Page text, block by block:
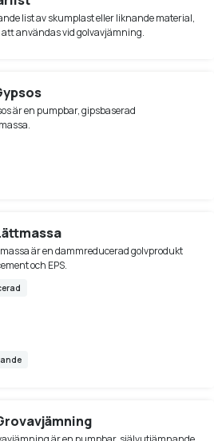
Vätskeform
Självtorkande
list av skumplast eller liknande material,
användas vid golvavjämning.
är en pumpbar, gipsbaserad
är en dammreducerad golvprodukt
och EPS.